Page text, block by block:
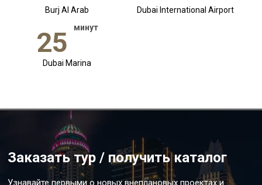
Burj Al Arab Dubai International Airport
25 минут
Dubai Marina
Заказать тур / получить каталог
Узнавайте первыми о новых внеплановых проектах и